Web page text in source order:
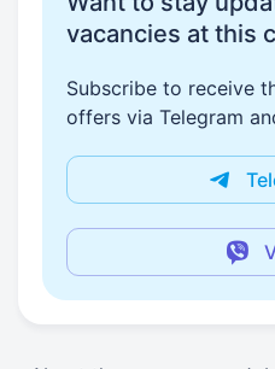
vacancies at this
Subscribe to receive
offers via Telegram